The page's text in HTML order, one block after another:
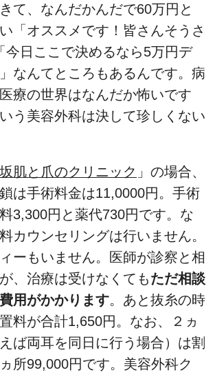
て、なんだかんだで60万円と
「オススメです！皆さんそうさ
今日ここで決めるなら5万円デ
なんてところもあるんです。病
療の世界はなんだか怖いです
う美容外科は決して珍しくない
肌と爪のクリニック 」の場合、
は手術料金は11,0000円。手術
3,300円と薬代730円です。な
カウンセリングは行いません。
ーもいません。医師が診察と相
、治療は受けなくてもただ相談
用がかかります。あと抜糸の時
料が合計1,650円。なお、２ヵ
ば両耳を同日に行う場合）は割
所99,000円です。美容外科ク